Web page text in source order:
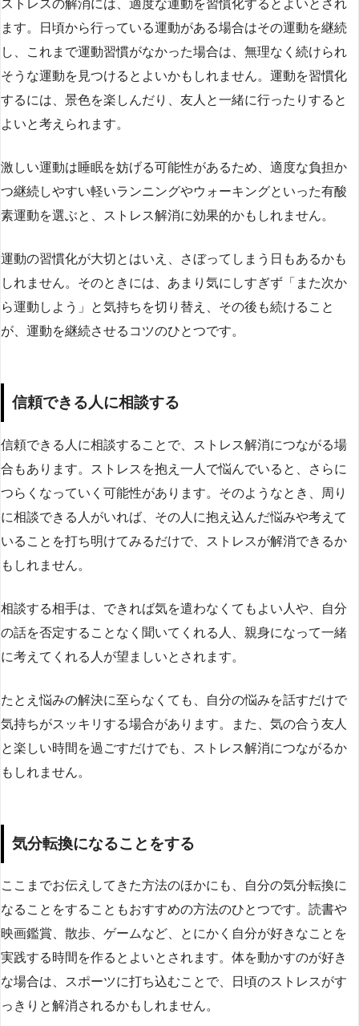
ストレスの解消には、適度な運動を習慣化するとよいとされ
ます。日頃から行っている運動がある場合はその運動を継続
し、これまで運動習慣がなかった場合は、無理なく続けられ
そうな運動を見つけるとよいかもしれません。運動を習慣化
するには、景色を楽しんだり、友人と一緒に行ったりすると
よいと考えられます。
激しい運動は睡眠を妨げる可能性があるため、適度な負担か
つ継続しやすい軽いランニングやウォーキングといった有酸
素運動を選ぶと、ストレス解消に効果的かもしれません。
運動の習慣化が大切とはいえ、さぼってしまう日もあるかも
しれません。そのときには、あまり気にしすぎず「また次か
ら運動しよう」と気持ちを切り替え、その後も続けること
が、運動を継続させるコツのひとつです。
信頼できる人に相談する
信頼できる人に相談することで、ストレス解消につながる場
合もあります。ストレスを抱え一人で悩んでいると、さらに
つらくなっていく可能性があります。そのようなとき、周り
に相談できる人がいれば、その人に抱え込んだ悩みや考えて
いることを打ち明けてみるだけで、ストレスが解消できるか
もしれません。
相談する相手は、できれば気を遣わなくてもよい人や、自分
の話を否定することなく聞いてくれる人、親身になって一緒
に考えてくれる人が望ましいとされます。
たとえ悩みの解決に至らなくても、自分の悩みを話すだけで
気持ちがスッキリする場合があります。また、気の合う友人
と楽しい時間を過ごすだけでも、ストレス解消につながるか
もしれません。
気分転換になることをする
ここまでお伝えしてきた方法のほかにも、自分の気分転換に
なることをすることもおすすめの方法のひとつです。読書や
映画鑑賞、散歩、ゲームなど、とにかく自分が好きなことを
実践する時間を作るとよいとされます。体を動かすのが好き
な場合は、スポーツに打ち込むことで、日頃のストレスがす
っきりと解消されるかもしれません。